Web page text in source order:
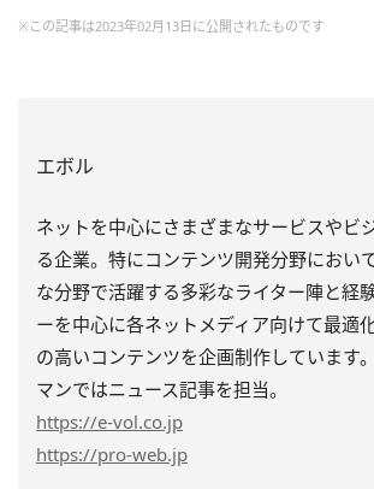
※この記事は2023年02月13日に公開されたものです
エボル
ネットを中心にさまざまなサービスやビ
る企業。特にコンテンツ開発分野におい
な分野で活躍する多彩なライター陣と経
ーを中心に各ネットメディア向けて最適
の高いコンテンツを企画制作しています
マンではニュース記事を担当。
https://e-vol.co.jp
https://pro-web.jp